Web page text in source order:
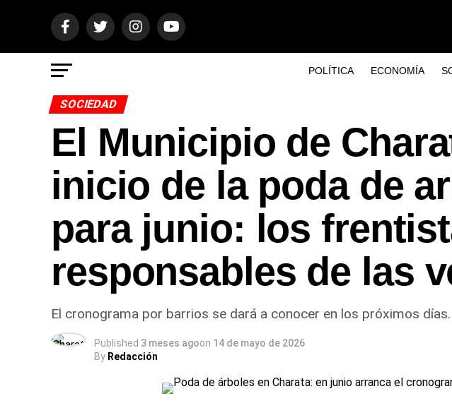
POLÍTICA ECONOMÍA
SOCIEDAD
El Municipio de
inicio de la poda de
para junio: los
responsables de las
El cronograma por barrios se dará a conocer en los próximos
Published 3 meses agoon 14 de mayo de 2026
By Redacción